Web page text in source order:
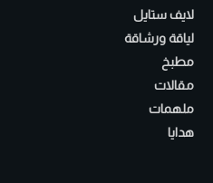
لايف ستايل
لياقة ورشاقة
مطبخ
مقالات
ملهمات
هدايا